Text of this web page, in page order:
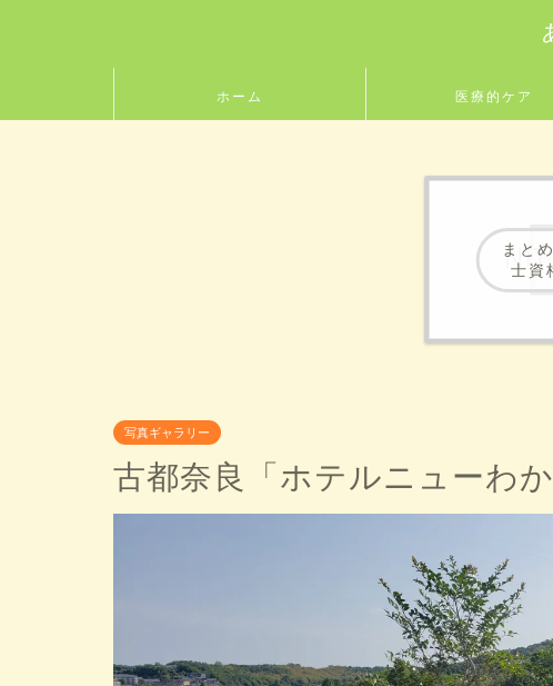
ホーム 医療的ケア
まと
士資
写真ギャラリー
古都奈良「ホテルニューわ